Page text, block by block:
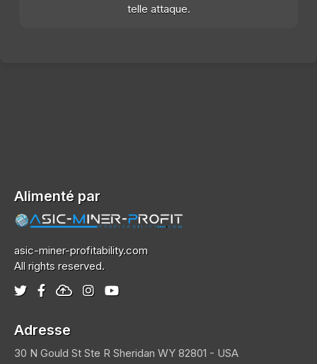
telle attaque.
Alimenté par
asic-miner-profitability.com
All rights reserved.
Adresse
30 N Gould St Ste R Sheridan WY 82801 - USA